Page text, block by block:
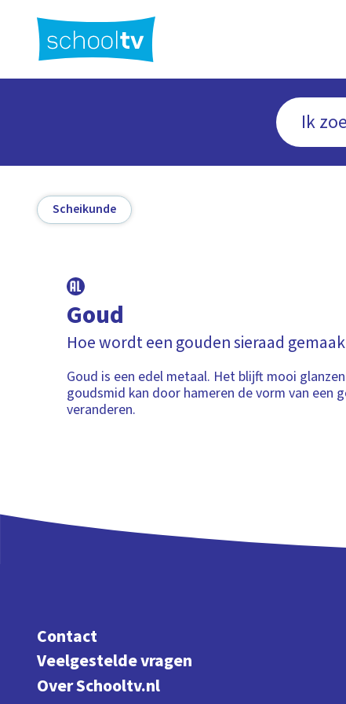
hoofdinhoud
Scheikunde
Goud
Hoe wordt een gouden sieraad
Goud is een edel metaal. Het blijft mooi
goudsmid kan door hameren de vorm van een
veranderen.
Contact
Veelgestelde vragen
Over Schooltv.nl